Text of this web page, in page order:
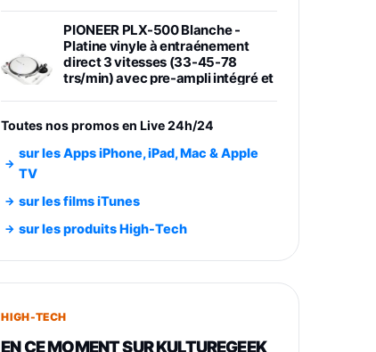
PIONEER PLX-500 Blanche -
Platine vinyle à entraénement
direct 3 vitesses (33-45-78
trs/min) avec pre-ampli intégré et
Smartphone SAMSUNG Galaxy
Smartphone SAMSUNG Galaxy
S26+ Violet 256Go
749,99€1240,43€Fnac (Vendeur Tiers)
648,63€
Toutes nos promos en Live 24h/24
sur les Apps iPhone, iPad, Mac & Apple
TV
sur les films iTunes
sur les produits High-Tech
HIGH-TECH
EN CE MOMENT SUR KULTUREGEEK